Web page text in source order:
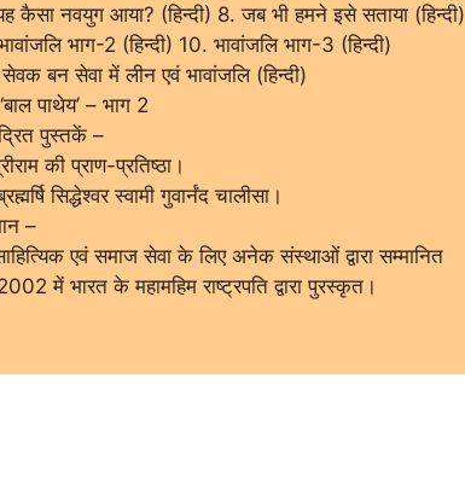
कैसा नवयुग आया? (हिन्दी) 8. जब भी हमने इसे सताया (हिन्दी)
भाग-2 (हिन्दी) 10. भावांजलि भाग-3 (हिन्दी)
बन सेवा में लीन एवं भावांजलि (हिन्दी)
पाथेय’ – भाग 2
पुस्तकें –
की प्राण-प्रतिष्ठा।
सिद्धेश्वर स्वामी गुवार्नंद चालीसा।
–
एवं समाज सेवा के लिए अनेक संस्थाओं द्वारा सम्मानित
में भारत के महामहिम राष्ट्रपति द्वारा पुरस्कृत।